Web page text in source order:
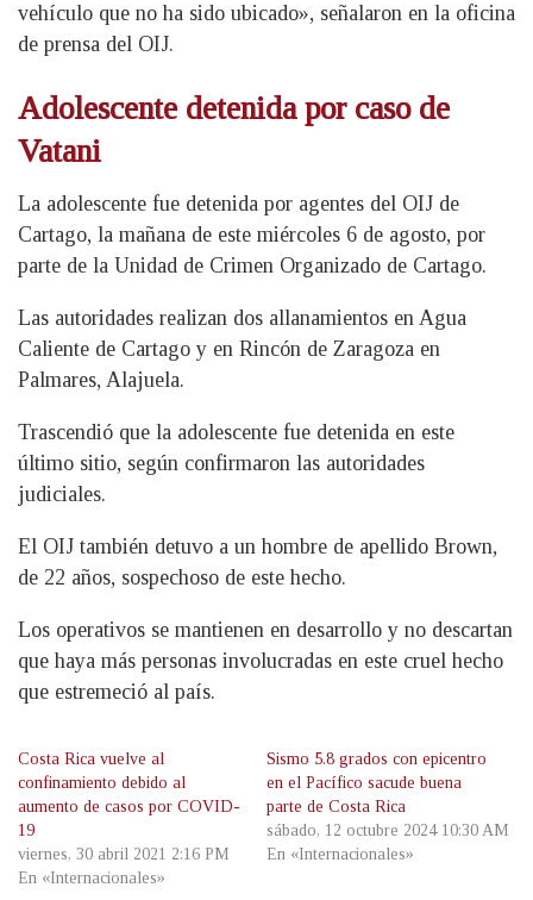
vehículo que no ha sido ubicado», señalaron en la oficina
de prensa del OIJ.
Adolescente detenida por caso de
Vatani
La adolescente fue detenida por agentes del OIJ de
Cartago, la mañana de este miércoles 6 de agosto, por
parte de la Unidad de Crimen Organizado de Cartago.
Las autoridades realizan dos allanamientos en Agua
Caliente de Cartago y en Rincón de Zaragoza en
Palmares, Alajuela.
Trascendió que la adolescente fue detenida en este
último sitio, según confirmaron las autoridades
judiciales.
El OIJ también detuvo a un hombre de apellido Brown,
de 22 años, sospechoso de este hecho.
Los operativos se mantienen en desarrollo y no descartan
que haya más personas involucradas en este cruel hecho
que estremeció al país.
Costa Rica vuelve al
confinamiento debido al
aumento de casos por COVID-
19
viernes, 30 abril 2021 2:16 PM
En «Internacionales»
Sismo 5.8 grados con epicentro
en el Pacífico sacude buena
parte de Costa Rica
sábado, 12 octubre 2024 10:30 AM
En «Internacionales»